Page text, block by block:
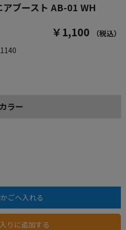
アブースト AB-01 WH
￥1,100
（税込）
カラー
りに追加する